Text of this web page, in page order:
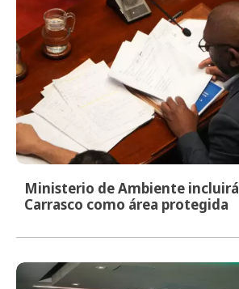
Ministerio de Ambiente incluirá
Carrasco como área protegida